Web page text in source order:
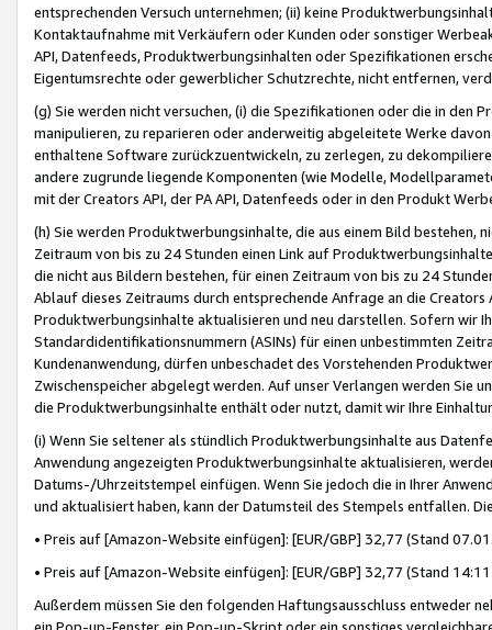
entsprechenden Versuch unternehmen; (ii) keine
Kontaktaufnahme mit Verkäufern oder Kunden oder sonstiger
API, Datenfeeds, Produktwerbungsinhalten oder Spezifikationen
Eigentumsrechte oder gewerblicher Schutzrechte, nicht entfernen,
(g) Sie werden nicht versuchen, (i) die Spezifikationen oder die in
manipulieren, zu reparieren oder anderweitig abgeleitete Werke
enthaltene Software zurückzuentwickeln, zu zerlegen, zu
andere zugrunde liegende Komponenten (wie Modelle,
mit der Creators API, der PA API, Datenfeeds oder in den Produkt
(h) Sie werden Produktwerbungsinhalte, die aus einem Bild bestehen,
Zeitraum von bis zu 24 Stunden einen Link auf
die nicht aus Bildern bestehen, für einen Zeitraum von bis zu 24
Ablauf dieses Zeitraums durch entsprechende Anfrage an die
Produktwerbungsinhalte aktualisieren und neu darstellen. Sofern wir
Standardidentifikationsnummern (ASINs) für einen unbestimmten
Kundenanwendung, dürfen unbeschadet des Vorstehenden
Zwischenspeicher abgelegt werden. Auf unser Verlangen werden Sie
die Produktwerbungsinhalte enthält oder nutzt, damit wir Ihre
(i) Wenn Sie seltener als stündlich Produktwerbungsinhalte aus
Anwendung angezeigten Produktwerbungsinhalte aktualisieren,
Datums-/Uhrzeitstempel einfügen. Wenn Sie jedoch die in Ihrer
und aktualisiert haben, kann der Datumsteil des Stempels entfallen.
• Preis auf [Amazon-Website einfügen]: [EUR/GBP] 32,77 (Stand
• Preis auf [Amazon-Website einfügen]: [EUR/GBP] 32,77 (Stand
Außerdem müssen Sie den folgenden Haftungsausschluss entweder
ein Pop-up-Fenster, ein Pop-up-Skript oder ein sonstiges